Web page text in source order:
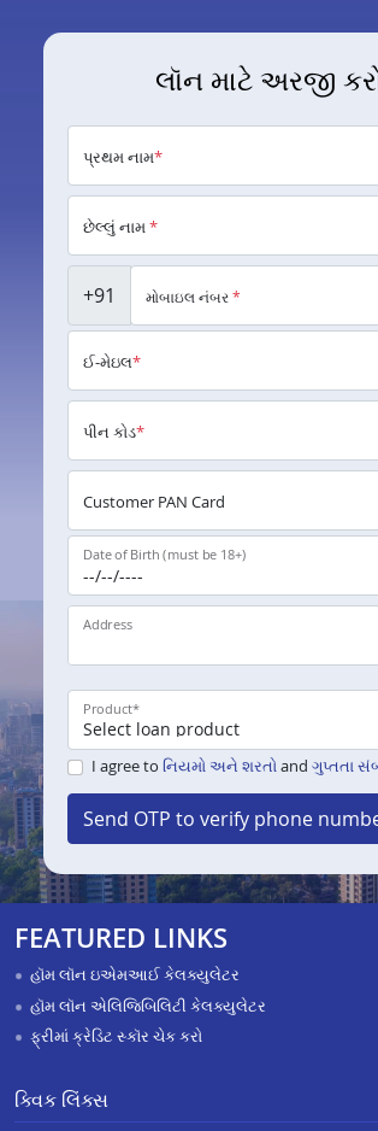
લૉન માટે અરજી
પ્રથમ નામ*
છેલ્લું નામ*
+91 મોબાઇલ નંબર*
ઈ-મેઇલ*
પીન કોડ*
Customer PAN Card
Date of Birth (must be 18+)
Address
Product*
I agree to નિયમો અને શરતોand ગુપ્તતા
Send OTP to verify phone
FEATURED LINKS
હૉમ લૉન ઇએમઆઈ કેલક્યુલેટર
હૉમ લૉન એલિજિબિલિટી કેલક્યુલેટર
ફ્રીમાં ક્રેડિટ સ્કૉર ચેક કરો
ક્વિક લિંક્સ